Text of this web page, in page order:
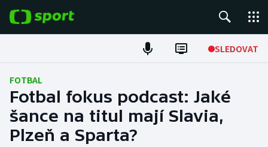
SLEDOVAT
Fotbal
Hokej
Tenis
FOTBAL
Fotbal fokus podcast: Jaké
šance na titul mají Slavia,
Plzeň a Sparta?